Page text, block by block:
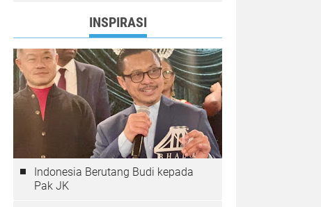
INSPIRASI
Indonesia Berutang Budi kepada
Pak JK